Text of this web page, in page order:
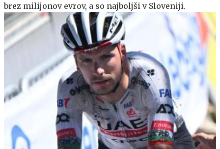
brez milijonov evrov, a so najboljši v Sloveniji.